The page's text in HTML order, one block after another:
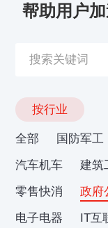
帮助用户
按行业
全部 国防军工
汽车机车
建筑
零售快消
政府
电子电器
IT互